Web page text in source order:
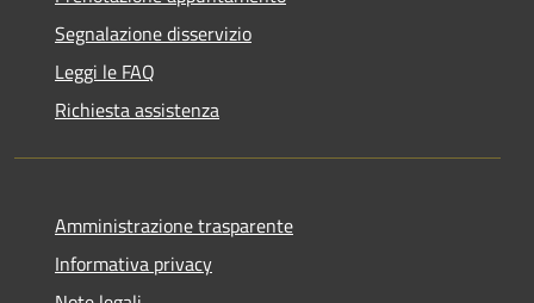
Segnalazione disservizio
Leggi le FAQ
Richiesta assistenza
Amministrazione trasparente
Informativa privacy